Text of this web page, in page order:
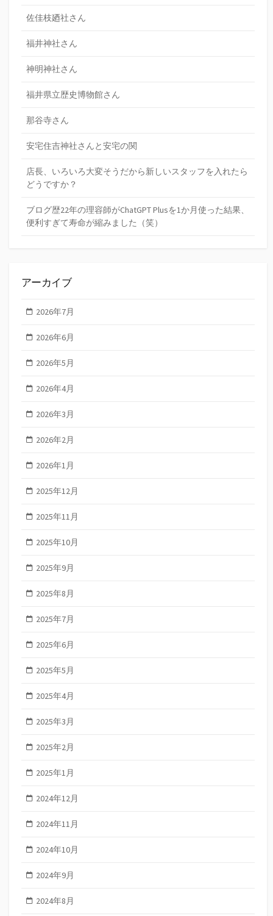
佐佳枝廼社さん
福井神社さん
神明神社さん
福井県立歴史博物館さん
那谷寺さん
安宅住吉神社さんと安宅の関
店長、いろいろ大変そうだから新しいスタッフを入れたら
どうですか？
ブログ歴22年の理容師がChatGPT Plusを1か月使った結果、
便利すぎて寿命が縮みました（笑）
アーカイブ
2026年7月
2026年6月
2026年5月
2026年4月
2026年3月
2026年2月
2026年1月
2025年12月
2025年11月
2025年10月
2025年9月
2025年8月
2025年7月
2025年6月
2025年5月
2025年4月
2025年3月
2025年2月
2025年1月
2024年12月
2024年11月
2024年10月
2024年9月
2024年8月